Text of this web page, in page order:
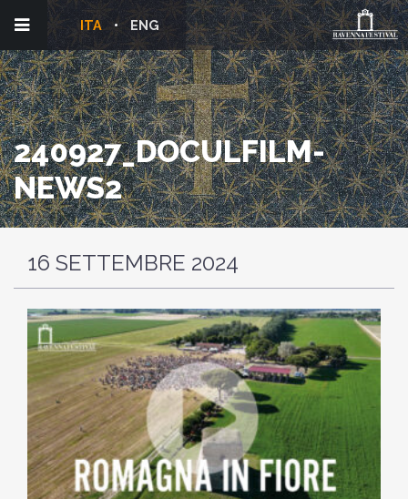
ENG
ITA
240927_DOCULFILM-
NEWS2
16 SETTEMBRE 2024